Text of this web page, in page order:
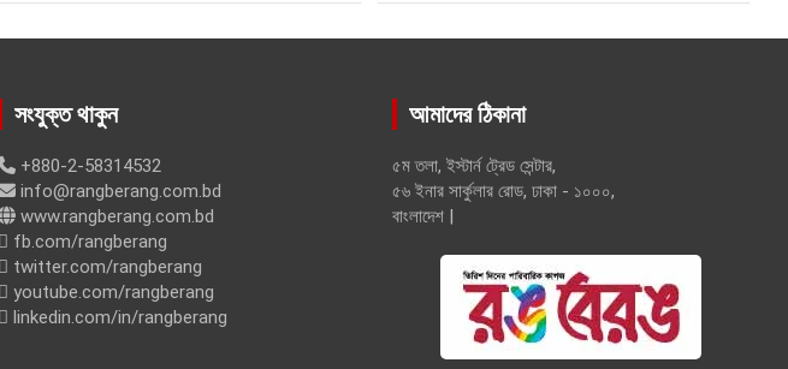
সংযুক্ত থাকুন
+880-2-58314532
info@rangberang.com.bd
www.rangberang.com.bd
fb.com/rangberang
twitter.com/rangberang
youtube.com/rangberang
linkedin.com/in/rangberang
আমাদের ঠিকানা
৫ম তলা, ইস্টার্ন ট্রেড সেন্টার,
৫৬ ইনার সার্কুলার রোড, ঢাকা - ১০০০,
বাংলাদেশ |